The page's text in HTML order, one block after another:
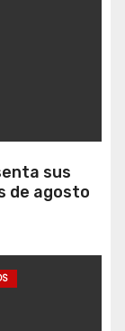
sus
de agosto